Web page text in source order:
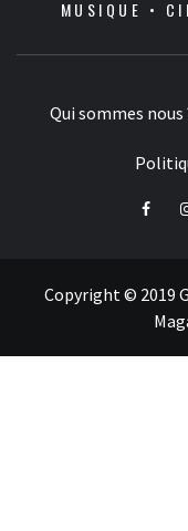
MUSIQUE •
Qui sommes nous
Copyright © 2019